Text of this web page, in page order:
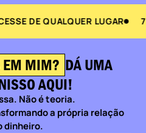
DE QUALQUER LUGAR 7
EM MIM? DÁ UMA
AQUI!
Não é teoria.
a própria relação
dinheiro.